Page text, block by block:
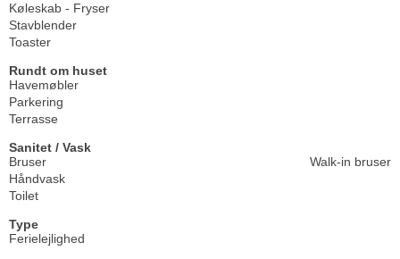
Køleskab - Fryser
Stavblender
Toaster
Rundt om huset
Havemøbler
Parkering
Terrasse
Sanitet / Vask
Bruser
Walk-in bruser
Håndvask
Toilet
Type
Ferielejlighed